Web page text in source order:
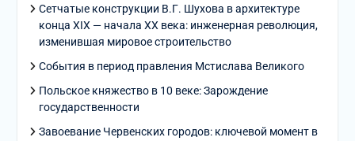
Сетчатые конструкции В.Г. Шухова в архитектуре
конца XIX — начала XX века: инженерная революция,
изменившая мировое строительство
События в период правления Мстислава Великого
Польское княжество в 10 веке: Зарождение
государственности
Завоевание Червенских городов: ключевой момент в